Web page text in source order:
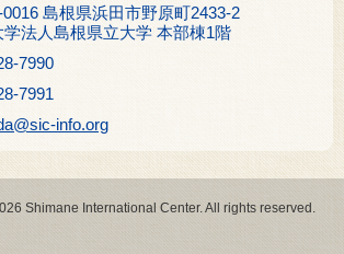
0016 島根県浜田市野原町2433-2
学法人島根県立大学 本部棟1階
7990
7991
info.org
Shimane International Center. All rights reserved.